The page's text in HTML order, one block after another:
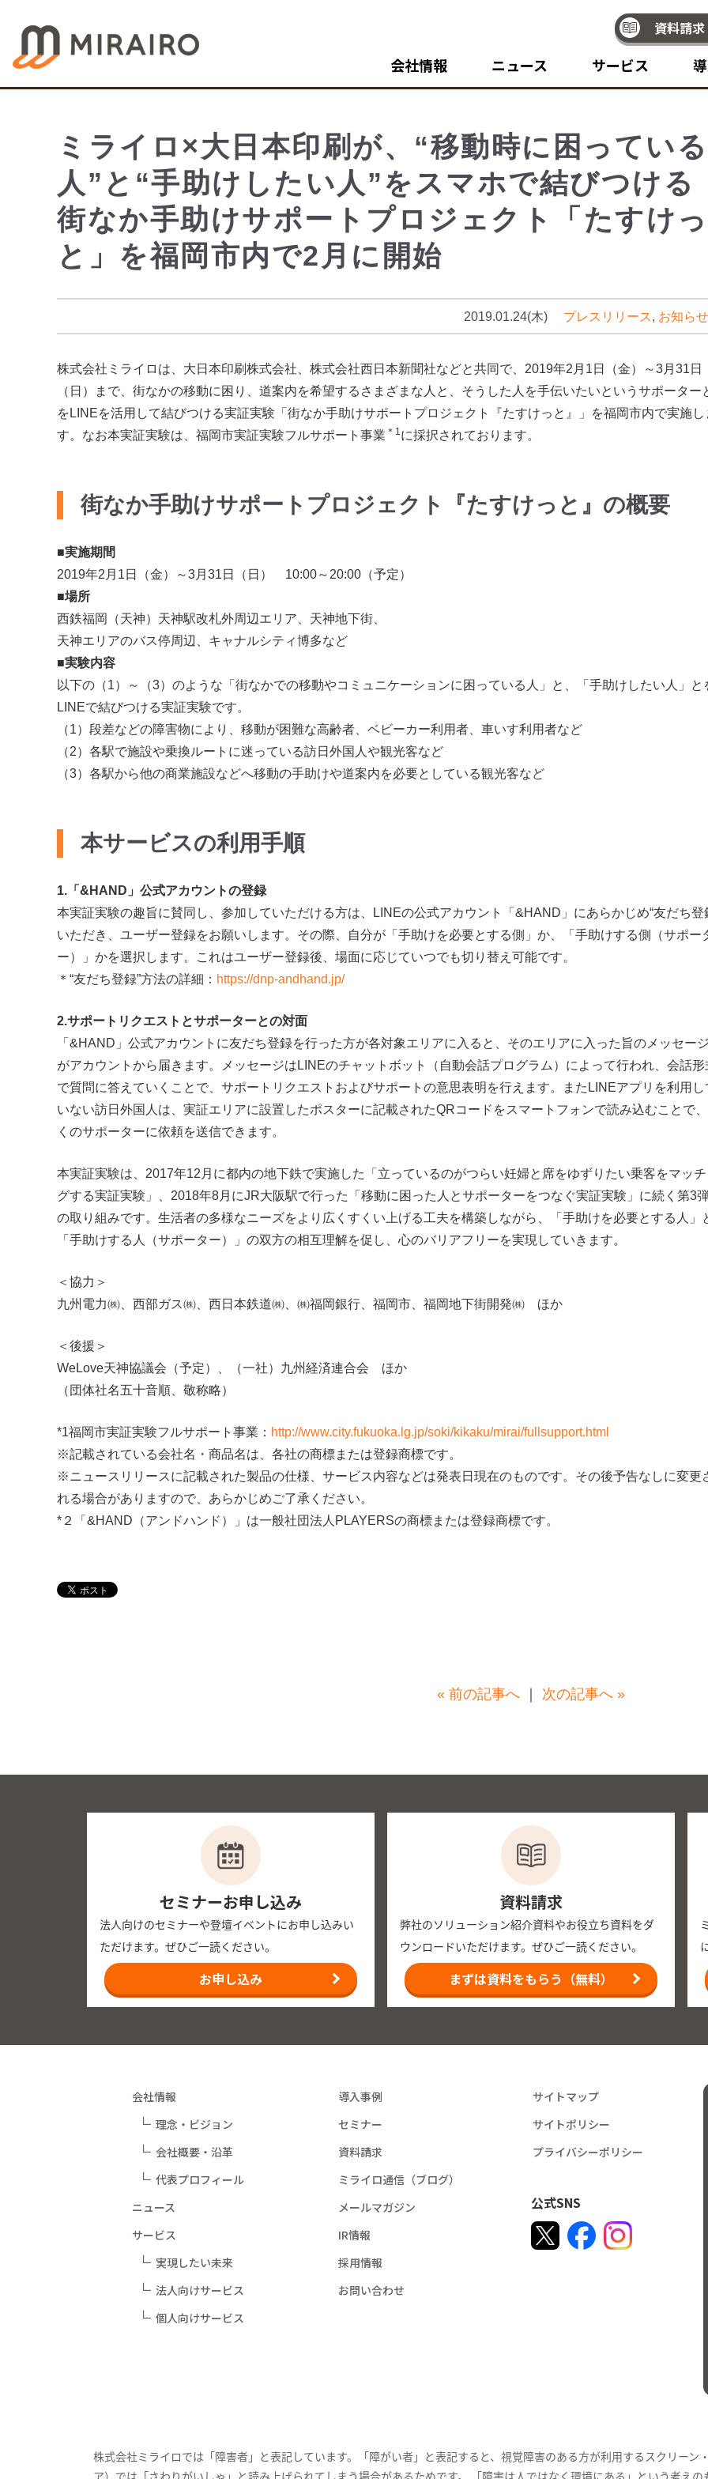
資料請求
会社情報 ニュース サービス
ミライロ×大日本印刷が、“移動時に困っている
人”と“手助けしたい人”をスマホで結びつける
街なか手助けサポートプロジェクト「たすけっ
と」を福岡市内で2月に開始
2019.01.24(木) プレスリリース, お知らせ
株式会社ミライロは、大日本印刷株式会社、株式会社西日本新聞社などと共同で、2019年2月1日（金）～3月31日
（日）まで、街なかの移動に困り、道案内を希望するさまざまな人と、そうした人を手伝いたいというサポーター
をLINEを活用して結びつける実証実験「街なか手助けサポートプロジェクト『たすけっと』」を福岡市内で実施し
す。なお本実証実験は、福岡市実証実験フルサポート事業 ＊ 1に採択されております。
街なか手助けサポートプロジェクト『たすけっと』の概要
■実施期間
2019年2月1日（金）～3月31日（日） 10:00～20:00（予定）
■場所
西鉄福岡（天神）天神駅改札外周辺エリア、天神地下街、
天神エリアのバス停周辺、キャナルシティ博多など
■実験内容
以下の（1）～（3）のような「街なかでの移動やコミュニケーションに困っている人」と、「手助けしたい人」と
LINEで結びつける実証実験です。
（1）段差などの障害物により、移動が困難な高齢者、ベビーカー利用者、車いす利用者など
（2）各駅で施設や乗換ルートに迷っている訪日外国人や観光客など
（3）各駅から他の商業施設などへ移動の手助けや道案内を必要としている観光客など
本サービスの利用手順
1.「&HAND」公式アカウントの登録
本実証実験の趣旨に賛同し、参加していただける方は、LINEの公式アカウント「&HAND」にあらかじめ“友だち登
いただき、ユーザー登録をお願いします。その際、自分が「手助けを必要とする側」か、「手助けする側（サポー
ー）」かを選択します。これはユーザー登録後、場面に応じていつでも切り替え可能です。
＊“友だち登録”方法の詳細： https://dnp-andhand.jp/
2.サポートリクエストとサポーターとの対面
「&HAND」公式アカウントに友だち登録を行った方が各対象エリアに入ると、そのエリアに入った旨のメッセー
がアカウントから届きます。メッセージはLINEのチャットボット（自動会話プログラム）によって行われ、会話形
で質問に答えていくことで、サポートリクエストおよびサポートの意思表明を行えます。またLINEアプリを利用し
いない訪日外国人は、実証エリアに設置したポスターに記載されたQRコードをスマートフォンで読み込むことで
くのサポーターに依頼を送信できます。
本実証実験は、2017年12月に都内の地下鉄で実施した「立っているのがつらい妊婦と席をゆずりたい乗客をマッ
グする実証実験」、2018年8月にJR大阪駅で行った「移動に困った人とサポーターをつなぐ実証実験」に続く第3
の取り組みです。生活者の多様なニーズをより広くすくい上げる工夫を構築しながら、「手助けを必要とする人」
「手助けする人（サポーター）」の双方の相互理解を促し、心のバリアフリーを実現していきます。
＜協力＞
九州電力㈱、西部ガス㈱、西日本鉄道㈱、㈱福岡銀行、福岡市、福岡地下街開発㈱ ほか
＜後援＞
WeLove天神協議会（予定）、（一社）九州経済連合会 ほか
（団体社名五十音順、敬称略）
*1福岡市実証実験フルサポート事業： http://www.city.fukuoka.lg.jp/soki/kikaku/mirai/fullsupport.html
※記載されている会社名・商品名は、各社の商標または登録商標です。
※ニュースリリースに記載された製品の仕様、サービス内容などは発表日現在のものです。その後予告なしに変更
れる場合がありますので、あらかじめご了承ください。
*２「&HAND（アンドハンド）」は一般社団法人PLAYERSの商標または登録商標です。
« 前の記事へ 次の記事へ »
セミナーお申し込み
法人向けのセミナーや登壇イベントにお申し込みい
ただけます。ぜひご一読ください。
お申し込み
資料請求
弊社のソリューション紹介資料やお役立ち資料をダ
ウンロードいただけます。ぜひご一読ください。
まずは資料をもらう（無料）
会社情報
理念・ビジョン
会社概要・沿革
代表プロフィール
ニュース
サービス
実現したい未来
法人向けサービス
個人向けサービス
導入事例
セミナー
資料請求
ミライロ通信（ブログ）
メールマガジン
IR情報
採用情報
お問い合わせ
サイトマップ
サイトポリシー
プライバシーポリシー
公式SNS
株式会社ミライロでは「障害者」と表記しています。「障がい者」と表記すると、視覚障害のある方が利用するスクリー
ア）では「さわりがいしゃ」と読み上げられてしまう場合があるためです。 「障害は人ではなく環境にある」という考え